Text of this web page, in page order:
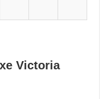
Victoria